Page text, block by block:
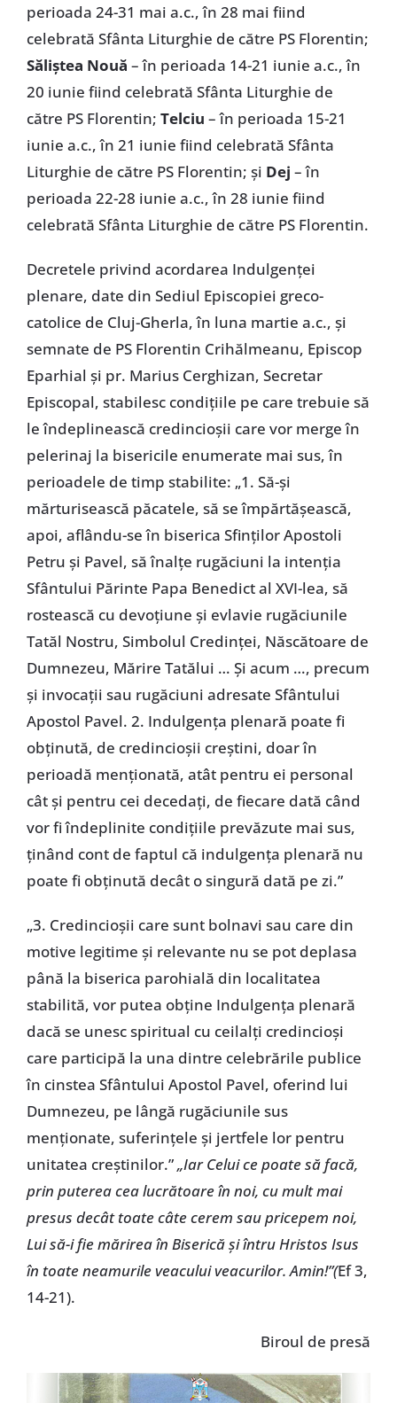
perioada 24-31 mai a.c., în 28 mai fiind
celebrată Sfânta Liturghie de către PS Florentin;
Săliştea Nouă – în perioada 14-21 iunie a.c., în
20 iunie fiind celebrată Sfânta Liturghie de
către PS Florentin; Telciu – în perioada 15-21
iunie a.c., în 21 iunie fiind celebrată Sfânta
Liturghie de către PS Florentin; şi Dej – în
perioada 22-28 iunie a.c., în 28 iunie fiind
celebrată Sfânta Liturghie de către PS Florentin.
Decretele privind acordarea Indulgenţei
plenare, date din Sediul Episcopiei greco-
catolice de Cluj-Gherla, în luna martie a.c., şi
semnate de PS Florentin Crihălmeanu, Episcop
Eparhial şi pr. Marius Cerghizan, Secretar
Episcopal, stabilesc condiţiile pe care trebuie să
le îndeplinească credincioşii care vor merge în
pelerinaj la bisericile enumerate mai sus, în
perioadele de timp stabilite: „1. Să-şi
mărturisească păcatele, să se împărtăşească,
apoi, aflându-se în biserica Sfinţilor Apostoli
Petru şi Pavel, să înalţe rugăciuni la intenţia
Sfântului Părinte Papa Benedict al XVI-lea, să
rostească cu devoţiune şi evlavie rugăciunile
Tatăl Nostru, Simbolul Credinţei, Născătoare de
Dumnezeu, Mărire Tatălui … Şi acum …, precum
şi invocaţii sau rugăciuni adresate Sfântului
Apostol Pavel. 2. Indulgenţa plenară poate fi
obţinută, de credincioşii creştini, doar în
perioadă menţionată, atât pentru ei personal
cât şi pentru cei decedaţi, de fiecare dată când
vor fi îndeplinite condiţiile prevăzute mai sus,
ţinând cont de faptul că indulgenţa plenară nu
poate fi obţinută decât o singură dată pe zi.”
„3. Credincioşii care sunt bolnavi sau care din
motive legitime şi relevante nu se pot deplasa
până la biserica parohială din localitatea
stabilită, vor putea obţine Indulgenţa plenară
dacă se unesc spiritual cu ceilalţi credincioşi
care participă la una dintre celebrările publice
în cinstea Sfântului Apostol Pavel, oferind lui
Dumnezeu, pe lângă rugăciunile sus
menţionate, suferinţele şi jertfele lor pentru
unitatea creştinilor.”„Iar Celui ce poate să facă,
prin puterea cea lucrătoare în noi, cu mult mai
presus decât toate câte cerem sau pricepem noi,
Lui să-i fie mărirea în Biserică şi întru Hristos Isus
în toate neamurile veacului veacurilor. Amin!”(Ef 3,
14-21).
Biroul de presă